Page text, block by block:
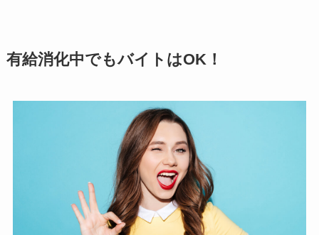
有給消化中でもバイトはOK！